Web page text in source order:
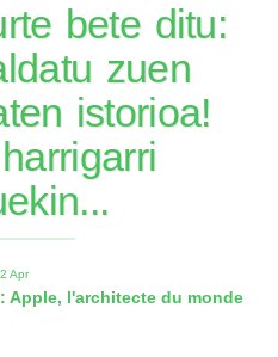
bete ditu:
zuen
istorioa!
Apr
Apple, l'architecte du monde